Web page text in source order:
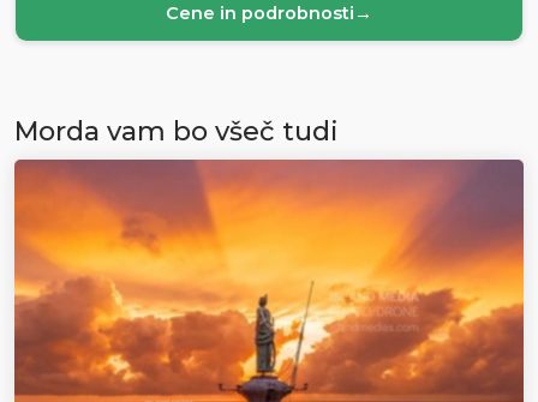
Cene in podrobnosti →
Morda vam bo všeč tudi